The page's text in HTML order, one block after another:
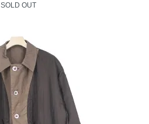
SOLD OUT